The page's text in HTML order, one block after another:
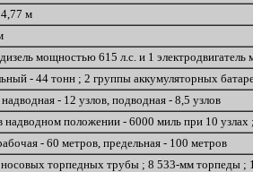
4,77 м
мощностью 615 л.с. и 1
- 44 тонн ; 2 группы аккумуляторных
- 12 узлов, подводная - 8,5 узлов
надводном положении - 6000 миль при 10
- 60 метров, предельная - 100 метров
торпедных трубы ; 8 533-мм торпеды ;